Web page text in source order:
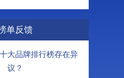
单反馈
大品牌排行榜存在异
议？